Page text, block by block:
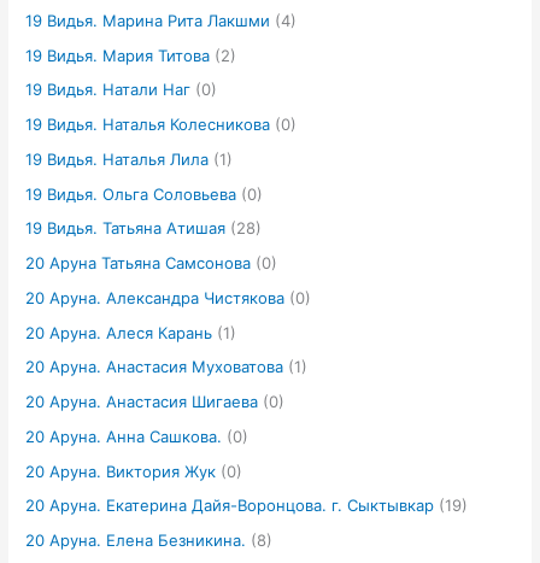
19 Видья. Марина Рита Лакшми (4)
19 Видья. Мария Титова (2)
19 Видья. Натали Наг (0)
19 Видья. Наталья Колесникова (0)
19 Видья. Наталья Лила (1)
19 Видья. Ольга Соловьева (0)
19 Видья. Татьяна Атишая (28)
20 Аруна Татьяна Самсонова (0)
20 Аруна. Александра Чистякова (0)
20 Аруна. Алеся Карань (1)
20 Аруна. Анастасия Муховатова (1)
20 Аруна. Анастасия Шигаева (0)
20 Аруна. Анна Сашкова. (0)
20 Аруна. Виктория Жук (0)
20 Аруна. Екатерина Дайя-Воронцова. г. Сыктывкар (19)
20 Аруна. Елена Безникина. (8)